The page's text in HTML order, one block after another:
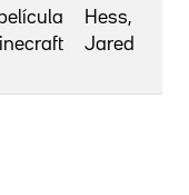
Hess,
Jared